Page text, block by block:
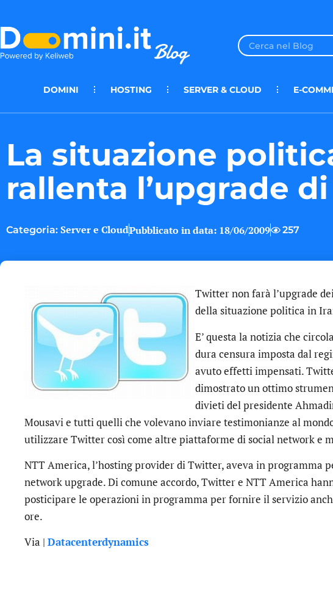
DOMINI HOSTING SERVER & CLOUD E-
La situazione
rallenta l’upgrade
Categoria: Server e CloudPubblicato in data: 18/06/2009 257
Twitter non farà l’upgrade
della situazione politica in
E’ questa la notizia che
dura censura imposta dal
avuto effetti impensati.
dimostrato un ottimo
divieti del presidente
Mousavi e tutti quelli che volevano inviare testimonianze al
utilizzare Twitter così come altre piattaforme di social network e
NTT America, l’hosting provider di Twitter, aveva in programma
network upgrade. Di comune accordo, Twitter e NTT America
posticipare le operazioni in programma per fornire il servizio
ore.
Via | Datacenterdynamics